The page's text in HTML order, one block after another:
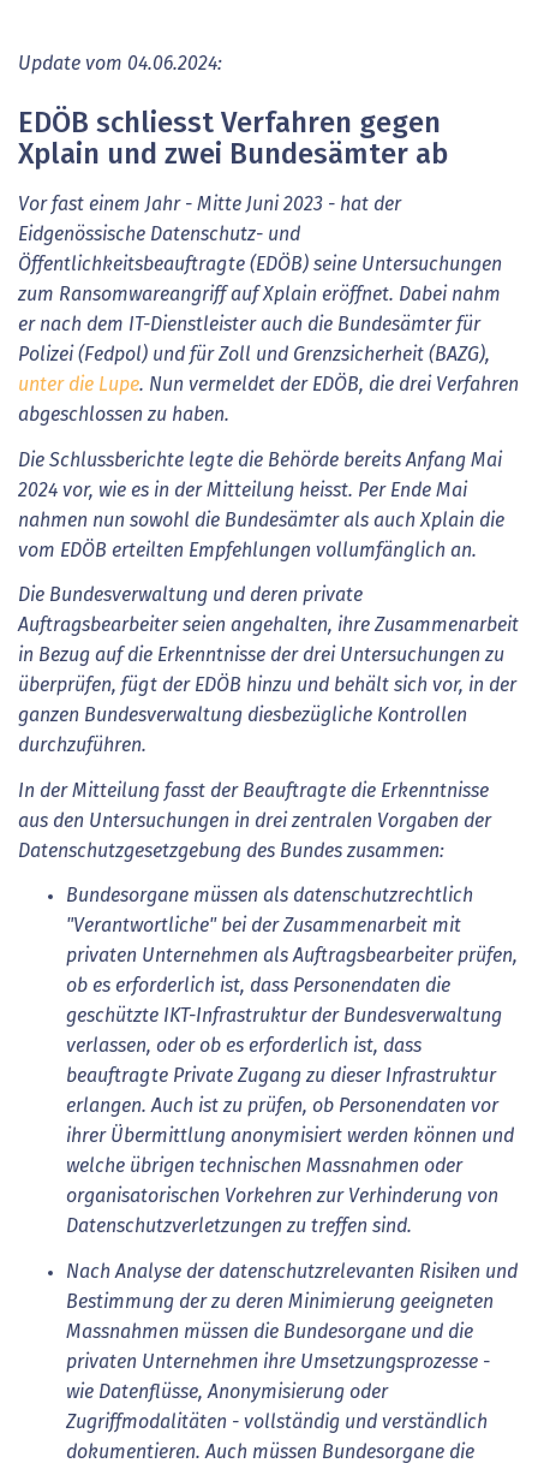
Update vom 04.06.2024:
EDÖB schliesst Verfahren gegen
Xplain und zwei Bundesämter ab
Vor fast einem Jahr - Mitte Juni 2023 - hat der
Eidgenössische Datenschutz- und
Öffentlichkeitsbeauftragte (EDÖB) seine Untersuchungen
zum Ransomwareangriff auf Xplain eröffnet. Dabei nahm
er nach dem IT-Dienstleister auch die Bundesämter für
Polizei (Fedpol) und für Zoll und Grenzsicherheit (BAZG),
unter die Lupe. Nun vermeldet der EDÖB, die drei Verfahren
abgeschlossen zu haben.
Die Schlussberichte legte die Behörde bereits Anfang Mai
2024 vor, wie es in der Mitteilung heisst. Per Ende Mai
nahmen nun sowohl die Bundesämter als auch Xplain die
vom EDÖB erteilten Empfehlungen vollumfänglich an.
Die Bundesverwaltung und deren private
Auftragsbearbeiter seien angehalten, ihre Zusammenarbeit
in Bezug auf die Erkenntnisse der drei Untersuchungen zu
überprüfen, fügt der EDÖB hinzu und behält sich vor, in der
ganzen Bundesverwaltung diesbezügliche Kontrollen
durchzuführen.
In der Mitteilung fasst der Beauftragte die Erkenntnisse
aus den Untersuchungen in drei zentralen Vorgaben der
Datenschutzgesetzgebung des Bundes zusammen:
Bundesorgane müssen als datenschutzrechtlich
"Verantwortliche" bei der Zusammenarbeit mit
privaten Unternehmen als Auftragsbearbeiter prüfen,
ob es erforderlich ist, dass Personendaten die
geschützte IKT-Infrastruktur der Bundesverwaltung
verlassen, oder ob es erforderlich ist, dass
beauftragte Private Zugang zu dieser Infrastruktur
erlangen. Auch ist zu prüfen, ob Personendaten vor
ihrer Übermittlung anonymisiert werden können und
welche übrigen technischen Massnahmen oder
organisatorischen Vorkehren zur Verhinderung von
Datenschutzverletzungen zu treffen sind.
Nach Analyse der datenschutzrelevanten Risiken und
Bestimmung der zu deren Minimierung geeigneten
Massnahmen müssen die Bundesorgane und die
privaten Unternehmen ihre Umsetzungsprozesse -
wie Datenflüsse, Anonymisierung oder
Zugriffmodalitäten - vollständig und verständlich
dokumentieren. Auch müssen Bundesorgane die